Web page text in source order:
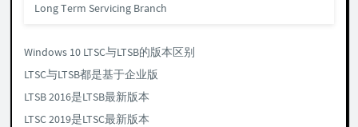
Long Term Servicing Branch
Windows 10 LTSC与LTSB的版本区别
LTSC与LTSB都是基于企业版
LTSB 2016是LTSB最新版本
LTSC 2019是LTSC最新版本